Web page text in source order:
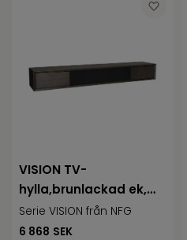
VISION TV-
hylla,brunlackad ek,
stor
Serie VISION från NFG
6 868 SEK